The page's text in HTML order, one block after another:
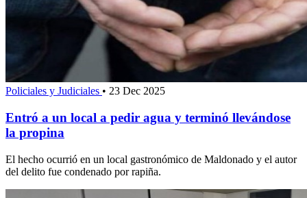
Policiales y Judiciales • 23 Dec 2025
Entró a un local a pedir agua y terminó llevándose
la propina
El hecho ocurrió en un local gastronómico de Maldonado y el autor
del delito fue condenado por rapiña.